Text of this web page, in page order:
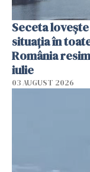
Seceta
situația în
România
iulie
03 AUGUST 2026